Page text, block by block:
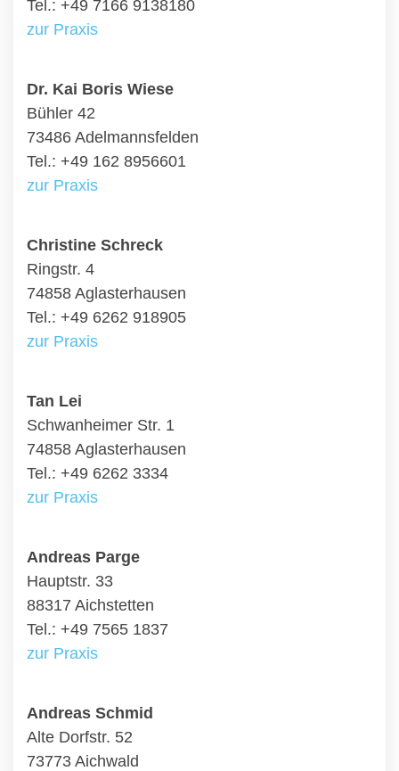
Tel.: +49 7166 9138180
zur Praxis
Dr. Kai Boris Wiese
Bühler 42
73486 Adelmannsfelden
Tel.: +49 162 8956601
zur Praxis
Christine Schreck
Ringstr. 4
74858 Aglasterhausen
Tel.: +49 6262 918905
zur Praxis
Tan Lei
Schwanheimer Str. 1
74858 Aglasterhausen
Tel.: +49 6262 3334
zur Praxis
Andreas Parge
Hauptstr. 33
88317 Aichstetten
Tel.: +49 7565 1837
zur Praxis
Andreas Schmid
Alte Dorfstr. 52
73773 Aichwald